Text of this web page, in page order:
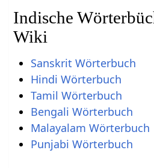
Indische
Wiki
Sanskrit Wörterbuch
Hindi Wörterbuch
Tamil Wörterbuch
Bengali Wörterbuch
Malayalam Wörterbuch
Punjabi Wörterbuch